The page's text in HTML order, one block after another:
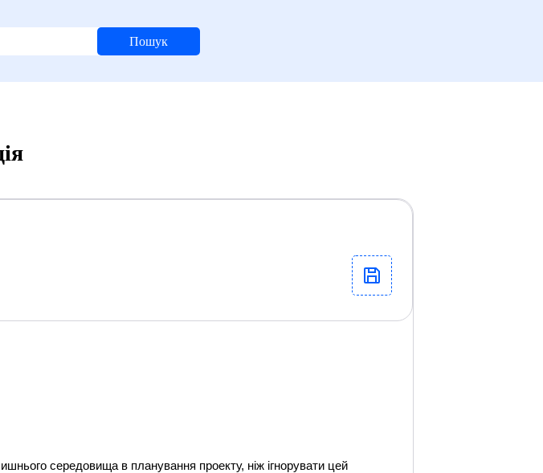
Пошук
середовища в планування проекту, ніж ігнорувати цей